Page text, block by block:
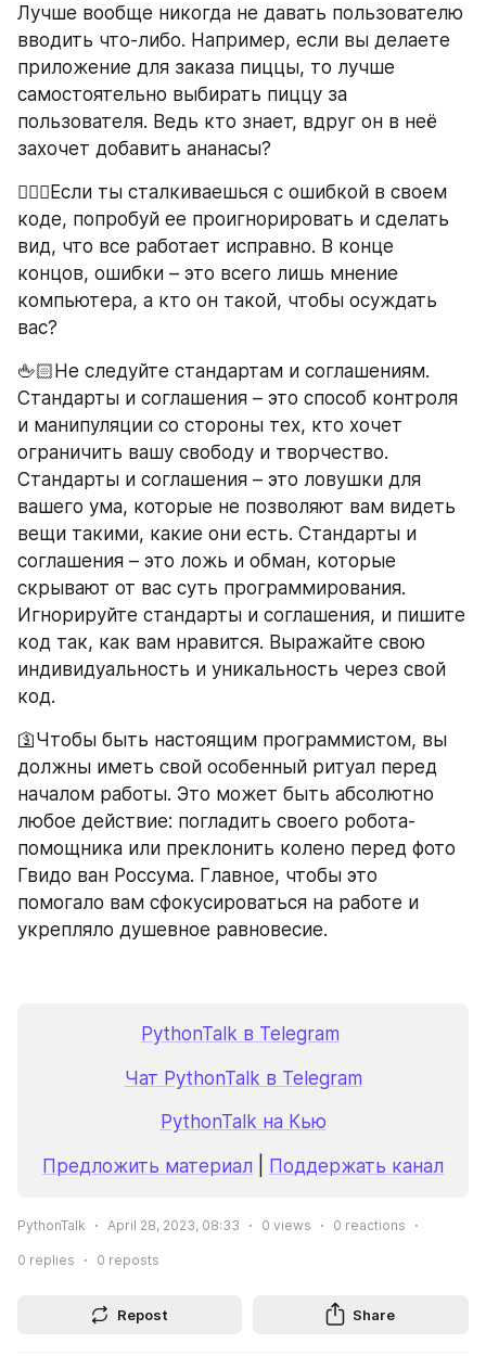
Лучше вообще никогда не давать пользователю
вводить что-либо. Например, если вы делаете
приложение для заказа пиццы, то лучше
самостоятельно выбирать пиццу за
пользователя. Ведь кто знает, вдруг он в неё
захочет добавить ананасы?
🤷🏻‍♂️Если ты сталкиваешься с ошибкой в своем
коде, попробуй ее проигнорировать и сделать
вид, что все работает исправно. В конце
концов, ошибки – это всего лишь мнение
компьютера, а кто он такой, чтобы осуждать
вас?
🖕🏻Не следуйте стандартам и соглашениям.
Стандарты и соглашения – это способ контроля
и манипуляции со стороны тех, кто хочет
ограничить вашу свободу и творчество.
Стандарты и соглашения – это ловушки для
вашего ума, которые не позволяют вам видеть
вещи такими, какие они есть. Стандарты и
соглашения – это ложь и обман, которые
скрывают от вас суть программирования.
Игнорируйте стандарты и соглашения, и пишите
код так, как вам нравится. Выражайте свою
индивидуальность и уникальность через свой
код.
🛐Чтобы быть настоящим программистом, вы
должны иметь свой особенный ритуал перед
началом работы. Это может быть абсолютно
любое действие: погладить своего робота-
помощника или преклонить колено перед фото
Гвидо ван Россума. Главное, чтобы это
помогало вам сфокусироваться на работе и
укрепляло душевное равновесие.
PythonTalk в Telegram
Чат PythonTalk в Telegram
PythonTalk на Кью
Предложить материал Поддержать канал
PythonTalk April 28, 2023, 08:33 0 views 0 reactions
0 replies 0 reposts
Repost Share